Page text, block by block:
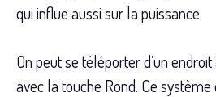
qui influe aussi sur la puissance.
On peut se téléporter d’un
avec la touche Rond. Ce